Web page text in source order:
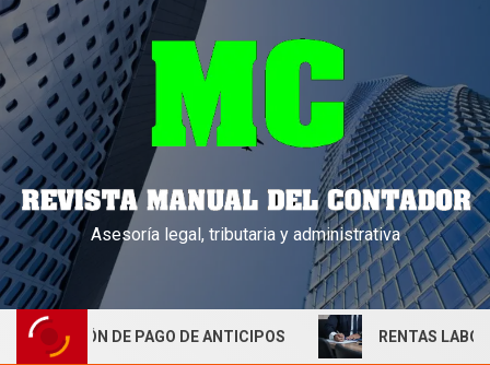
Asesoría legal, tributaria y administrativa
DE PAGO DE ANTICIPOS RENTAS LABORALES